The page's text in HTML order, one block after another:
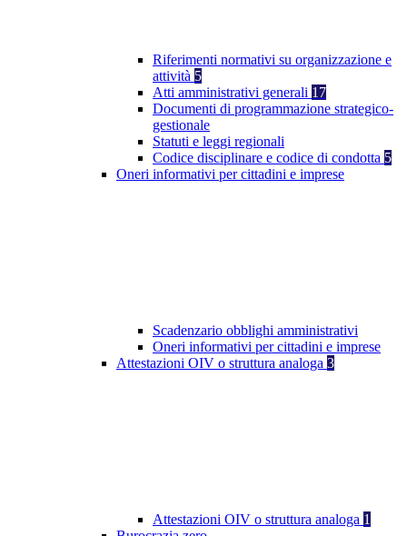
Riferimenti normativi su organizzazione e
attività 5
Atti amministrativi generali 17
Documenti di programmazione strategico-
gestionale
Statuti e leggi regionali
Codice disciplinare e codice di condotta 5
Oneri informativi per cittadini e imprese
Scadenzario obblighi amministrativi
Oneri informativi per cittadini e imprese
Attestazioni OIV o struttura analoga 3
Attestazioni OIV o struttura analoga 1